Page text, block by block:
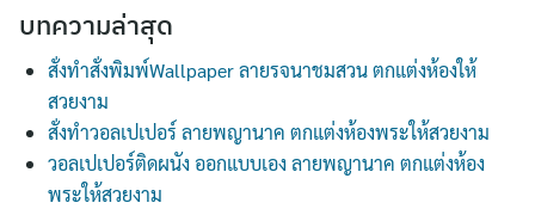
บทความล่าสุด
สั่งทำสั่งพิมพ์Wallpaper ลายรจนาชมสวน ตกแต่งห้องให้
สวยงาม
สั่งทำวอลเปเปอร์ ลายพญานาค ตกแต่งห้องพระให้สวยงาม
วอลเปเปอร์ติดผนัง ออกแบบเอง ลายพญานาค ตกแต่งห้อง
พระให้สวยงาม